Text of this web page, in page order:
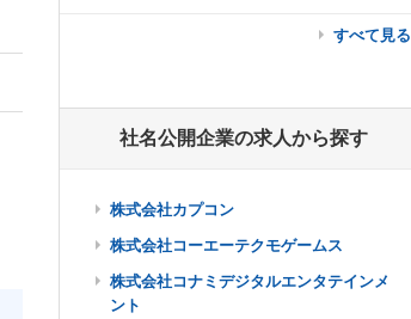
すべて見る
社名公開企業の求人から探す
株式会社カプコン
株式会社コーエーテクモゲームス
株式会社コナミデジタルエンタテインメ
ント